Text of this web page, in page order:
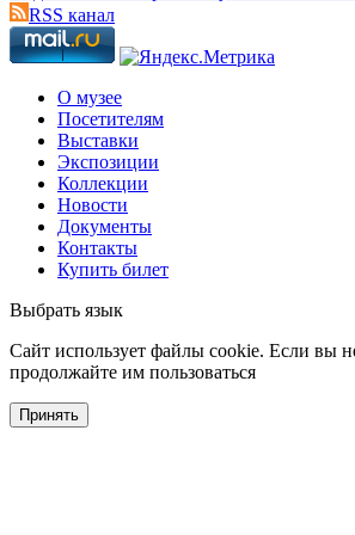
RSS канал
О музее
Посетителям
Выставки
Экспозиции
Коллекции
Новости
Документы
Контакты
Купить билет
Выбрать язык
Cайт использует файлы cookie. Если вы
продолжайте им пользоваться
Принять